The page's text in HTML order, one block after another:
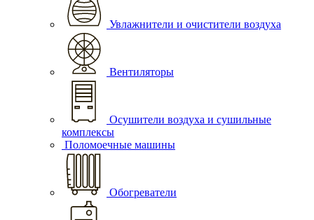
Увлажнители и очистители воздуха
Вентиляторы
Осушители воздуха и сушильные
комплексы
Поломоечные машины
Обогреватели